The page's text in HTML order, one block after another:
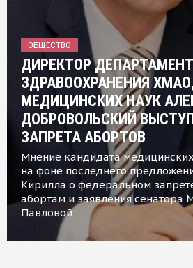
ОБЩЕСТВО
ДИРЕКТОР
ЗДРАВООХРАНЕНИЯ
МЕДИЦИНСКИХ НАУК
ДОБРОВОЛЬСКИЙ
ЗАПРЕТА АБОРТОВ
Мнение кандидата
на фоне последнего
Кирилла о федеральном
абортам и заявления сенатора
Павловой